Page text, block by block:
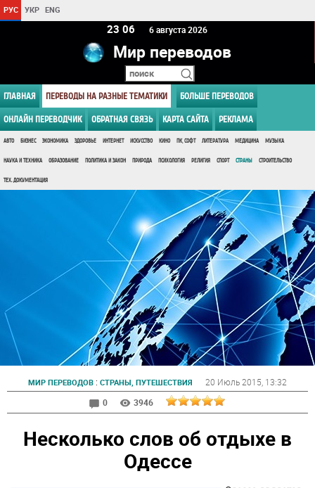
РУС УКР ENG
23 06 6 августа 2026
Мир переводов
ГЛАВНАЯ ПЕРЕВОДЫ НА РАЗНЫЕ ТЕМАТИКИ БОЛЬШЕ ПЕРЕВОДОВ
ОНЛАЙН ПЕРЕВОДЧИК ОБРАТНАЯ СВЯЗЬ КАРТА САЙТА РЕКЛАМА
АВТО БИЗНЕС ЭКОНОМИКА ЗДОРОВЬЕ ИНТЕРНЕТ ИСКУССТВО КИНО ПК, СОФТ ЛИТЕРАТУРА МЕДИЦИНА МУЗЫКА
НАУКА И ТЕХНИКА ОБРАЗОВАНИЕ ПОЛИТИКА И ЗАКОН ПРИРОДА ПСИХОЛОГИЯ РЕЛИГИЯ СПОРТ СТРАНЫ СТРОИТЕЛЬСТВО
ТЕХ. ДОКУМЕНТАЦИЯ
МИР ПЕРЕВОДОВ : СТРАНЫ, ПУТЕШЕСТВИЯ 20 Июль 2015 , 13:32
0
3946
Несколько слов об отдыхе в
Одессе